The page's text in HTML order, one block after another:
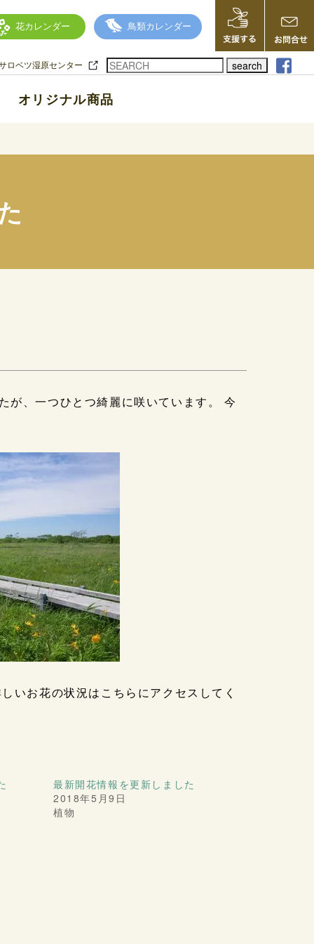
花カレンダー 鳥類カレンダー
ロベツ湿原センター search
オリジナル商品
が、一つひとつ綺麗に咲いています。 今
いお花の状況はこちらにアクセスしてく
最新開花情報を更新しました
2018年5月9日
植物